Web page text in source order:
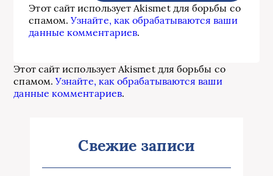
Этот сайт использует Akismet для борьбы со
спамом.Узнайте, как обрабатываются ваши
данные комментариев.
Этот сайт использует Akismet для борьбы со
спамом.Узнайте, как обрабатываются ваши
данные комментариев.
Свежие записи